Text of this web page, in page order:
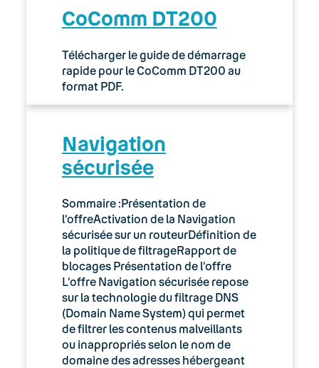
CoComm DT200
Télécharger le guide de démarrage
rapide pour le CoComm DT200 au
format PDF.
Navigation
sécurisée
Sommaire :Présentation de
l’offreActivation de la Navigation
sécurisée sur un routeurDéfinition de
la politique de filtrageRapport de
blocages Présentation de l’offre
L’offre Navigation sécurisée repose
sur la technologie du filtrage DNS
(Domain Name System) qui permet
de filtrer les contenus malveillants
ou inappropriés selon le nom de
domaine des adresses hébergeant